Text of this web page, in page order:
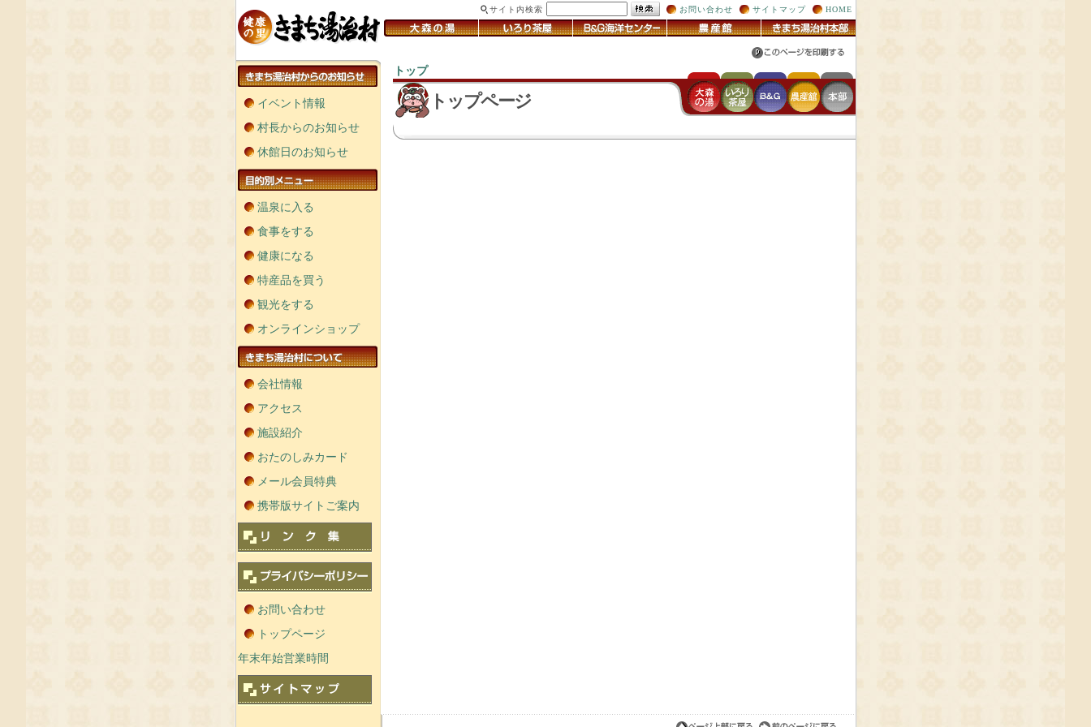
サイト内検索 お問い合わせ サイトマップ HOME
イベント情報
村長からのお知らせ
休館日のお知らせ
温泉に入る
食事をする
健康になる
特産品を買う
観光をする
オンラインショップ
会社情報
アクセス
施設紹介
おたのしみカード
メール会員特典
携帯版サイトご案内
お問い合わせ
トップページ
年末年始営業時間
トップ
トップページ